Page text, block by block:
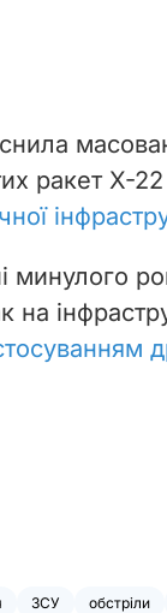
ракет Х-22
минулого
на
ЗСУ обстріли